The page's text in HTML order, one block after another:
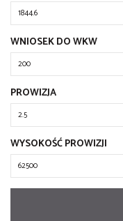
WNIOSEK DO WKW
PROWIZJA
WYSOKOŚĆ PROWIZJI